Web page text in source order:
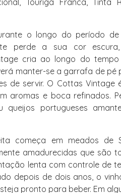
Touriga Franca, Tinta
o longo do período de
perde a sua cor
cria ao longo do
manter-se a garrafa de pé
de servir. O Cottas Vintage
aromas e boca refinados.
queijos portugueses
começa em meados de
amadurecidas que são
lenta com controle de
depois de dois anos, o
pronto para beber. Em